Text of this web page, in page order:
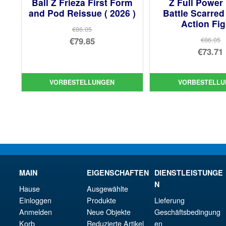
and Pod Reissue ( 2026 )
€86.05
Ursprünglicher
€86.05
€79.85
ist:
€79.85.
VORBESTELLUNGEN
Battle
Action
€86.05
€73.71
ist:
MAIN
Hause
Einloggen
Anmelden
Korb
EIGENSCHAFTEN
Ausgewählte
Produkte
Neue Objekte
Reduzierte Artikel
DIENSTLEISTUNGE
N
Lieferung
Geschäftsbedingung
en